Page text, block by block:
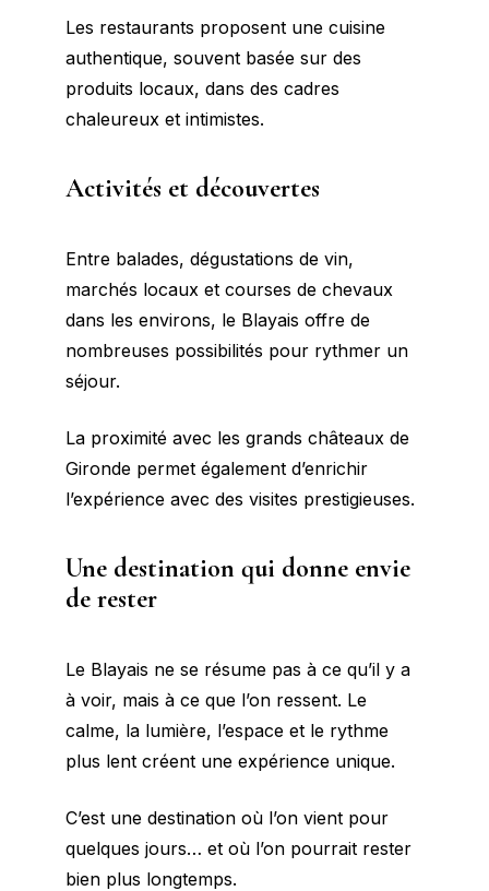
Les restaurants proposent une cuisine
authentique, souvent basée sur des
produits locaux, dans des cadres
chaleureux et intimistes.
Activités et découvertes
Entre balades, dégustations de vin,
marchés locaux et courses de chevaux
dans les environs, le Blayais offre de
nombreuses possibilités pour rythmer un
séjour.
La proximité avec les grands châteaux de
Gironde permet également d’enrichir
l’expérience avec des visites prestigieuses.
Une destination qui donne envie
de rester
Le Blayais ne se résume pas à ce qu’il y a
à voir, mais à ce que l’on ressent. Le
calme, la lumière, l’espace et le rythme
plus lent créent une expérience unique.
C’est une destination où l’on vient pour
quelques jours… et où l’on pourrait rester
bien plus longtemps.